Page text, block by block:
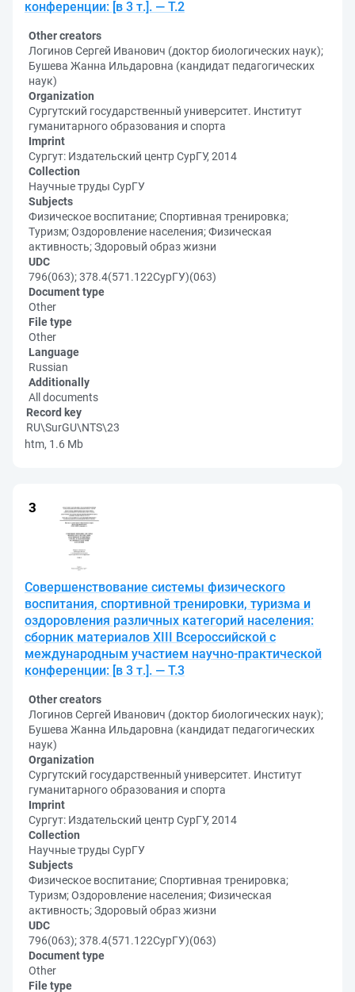
конференции: [в 3 т.]. — Т.2
Other creators
Логинов Сергей Иванович (доктор биологических наук);
Бушева Жанна Ильдаровна (кандидат педагогических
наук)
Organization
Сургутский государственный университет. Институт
гуманитарного образования и спорта
Imprint
Сургут: Издательский центр СурГУ, 2014
Collection
Научные труды СурГУ
Subjects
Физическое воспитание; Спортивная тренировка;
Туризм; Оздоровление населения; Физическая
активность; Здоровый образ жизни
UDC
796(063); 378.4(571.122СурГУ)(063)
Document type
Other
File type
Other
Language
Russian
Additionally
All documents
Record key
RU\SurGU\NTS\23
htm, 1.6 Mb
Совершенствование системы физического
воспитания, спортивной тренировки, туризма и
оздоровления различных категорий населения:
сборник материалов XIII Всероссийской с
международным участием научно-практической
конференции: [в 3 т.]. — Т.3
Other creators
Логинов Сергей Иванович (доктор биологических наук);
Бушева Жанна Ильдаровна (кандидат педагогических
наук)
Organization
Сургутский государственный университет. Институт
гуманитарного образования и спорта
Imprint
Сургут: Издательский центр СурГУ, 2014
Collection
Научные труды СурГУ
Subjects
Физическое воспитание; Спортивная тренировка;
Туризм; Оздоровление населения; Физическая
активность; Здоровый образ жизни
UDC
796(063); 378.4(571.122СурГУ)(063)
Document type
Other
File type